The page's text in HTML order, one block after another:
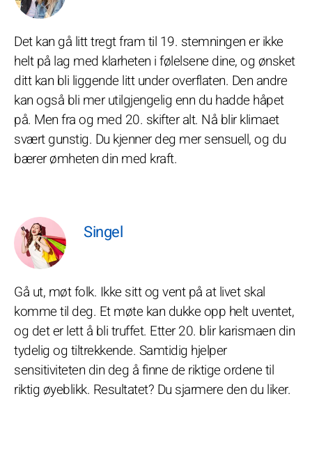
Det kan gå litt tregt fram til 19. stemningen er ikke
helt på lag med klarheten i følelsene dine, og ønsket
ditt kan bli liggende litt under overflaten. Den andre
kan også bli mer utilgjengelig enn du hadde håpet
på. Men fra og med 20. skifter alt. Nå blir klimaet
svært gunstig. Du kjenner deg mer sensuell, og du
bærer ømheten din med kraft.
Singel
Gå ut, møt folk. Ikke sitt og vent på at livet skal
komme til deg. Et møte kan dukke opp helt uventet,
og det er lett å bli truffet. Etter 20. blir karismaen din
tydelig og tiltrekkende. Samtidig hjelper
sensitiviteten din deg å finne de riktige ordene til
riktig øyeblikk. Resultatet? Du sjarmere den du liker.